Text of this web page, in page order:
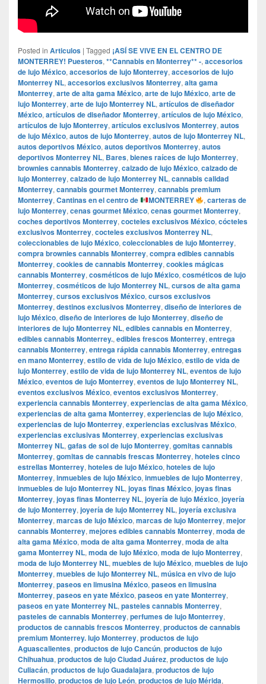
Posted in Articulos | Tagged ¡ASÍ SE VIVE EN EL CENTRO DE
MONTERREY! Puesteros, **Cannabis en Monterrey** -, accesorios
de lujo México, accesorios de lujo Monterrey, accesorios de lujo
Monterrey NL, accesorios exclusivos Monterrey, alta gama
Monterrey, arte de alta gama México, arte de lujo México, arte de
lujo Monterrey, arte de lujo Monterrey NL, artículos de diseñador
México, artículos de diseñador Monterrey, artículos de lujo México,
artículos de lujo Monterrey, artículos exclusivos Monterrey, autos
de lujo México, autos de lujo Monterrey, autos de lujo Monterrey NL,
autos deportivos México, autos deportivos Monterrey, autos
deportivos Monterrey NL, Bares, bienes raíces de lujo Monterrey,
brownies cannabis Monterrey, calzado de lujo México, calzado de
lujo Monterrey, calzado de lujo Monterrey NL, cannabis calidad
Monterrey, cannabis gourmet Monterrey, cannabis premium
Monterrey, Cantinas en el centro de MONTERREY ,carteras de
lujo Monterrey, cenas gourmet México, cenas gourmet Monterrey,
coches deportivos Monterrey, cocteles exclusivos México, cócteles
exclusivos Monterrey, cocteles exclusivos Monterrey NL,
coleccionables de lujo México, coleccionables de lujo Monterrey,
compra brownies cannabis Monterrey, compra edibles cannabis
Monterrey, cookies de cannabis Monterrey, cookies mágicas
cannabis Monterrey, cosméticos de lujo México, cosméticos de lujo
Monterrey, cosméticos de lujo Monterrey NL, cursos de alta gama
Monterrey, cursos exclusivos México, cursos exclusivos
Monterrey, destinos exclusivos Monterrey, diseño de interiores de
lujo México, diseño de interiores de lujo Monterrey, diseño de
interiores de lujo Monterrey NL, edibles cannabis en Monterrey,
edibles cannabis Monterrey., edibles frescos Monterrey, entrega
cannabis Monterrey, entrega rápida cannabis Monterrey, entregas
en mano Monterrey, estilo de vida de lujo México, estilo de vida de
lujo Monterrey, estilo de vida de lujo Monterrey NL, eventos de lujo
México, eventos de lujo Monterrey, eventos de lujo Monterrey NL,
eventos exclusivos México, eventos exclusivos Monterrey,
experiencia cannabis Monterrey, experiencias de alta gama México,
experiencias de alta gama Monterrey, experiencias de lujo México,
experiencias de lujo Monterrey, experiencias exclusivas México,
experiencias exclusivas Monterrey, experiencias exclusivas
Monterrey NL, gafas de sol de lujo Monterrey, gomitas cannabis
Monterrey, gomitas de cannabis frescas Monterrey, hoteles cinco
estrellas Monterrey, hoteles de lujo México, hoteles de lujo
Monterrey, inmuebles de lujo México, inmuebles de lujo Monterrey,
inmuebles de lujo Monterrey NL, joyas finas México, joyas finas
Monterrey, joyas finas Monterrey NL, joyería de lujo México, joyería
de lujo Monterrey, joyería de lujo Monterrey NL, joyería exclusiva
Monterrey, marcas de lujo México, marcas de lujo Monterrey, mejor
cannabis Monterrey, mejores edibles cannabis Monterrey, moda de
alta gama México, moda de alta gama Monterrey, moda de alta
gama Monterrey NL, moda de lujo México, moda de lujo Monterrey,
moda de lujo Monterrey NL, muebles de lujo México, muebles de lujo
Monterrey, muebles de lujo Monterrey NL, música en vivo de lujo
Monterrey, paseos en limusina México, paseos en limusina
Monterrey, paseos en yate México, paseos en yate Monterrey,
paseos en yate Monterrey NL, pasteles cannabis Monterrey,
pasteles de cannabis Monterrey, perfumes de lujo Monterrey,
productos de cannabis frescos Monterrey, productos de cannabis
premium Monterrey. lujo Monterrey, productos de lujo
Aguascalientes, productos de lujo Cancún, productos de lujo
Chihuahua, productos de lujo Ciudad Juárez, productos de lujo
Culiacán, productos de lujo Guadalajara, productos de lujo
Hermosillo, productos de lujo León, productos de lujo Mérida,